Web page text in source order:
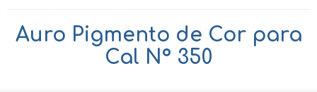
Auro Pigmento de Cor para
Cal Nº 350